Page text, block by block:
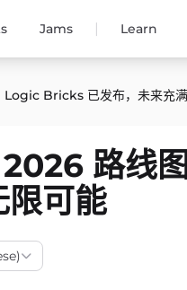
Jams | Learn
Bricks 已发布，未来充
路线
限可能